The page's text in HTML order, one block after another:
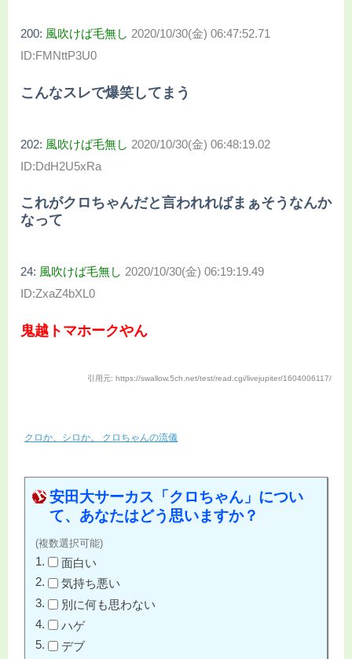
200: 風吹けば毛無し 2020/10/30(金) 06:47:52.71
ID:FMNttP3U0
こんなスレで爆笑してまう
202: 風吹けば毛無し 2020/10/30(金) 06:48:19.02
ID:DdH2U5xRa
これがクロちゃんだと言われればまぁそうなんか
なって
24: 風吹けば毛無し 2020/10/30(金) 06:19:19.49
ID:ZxaZ4bXL0
鬼越トマホークやん
引用元: https://swallow.5ch.net/test/read.cgi/livejupiter/1604006117/
クロか、シロか。 クロちゃんの流儀
安田大サーカス「クロちゃん」につい
て、あなたはどう思いますか？
(複数選択可能)
面白い
気持ち悪い
別に何も思わない
ハゲ
デブ